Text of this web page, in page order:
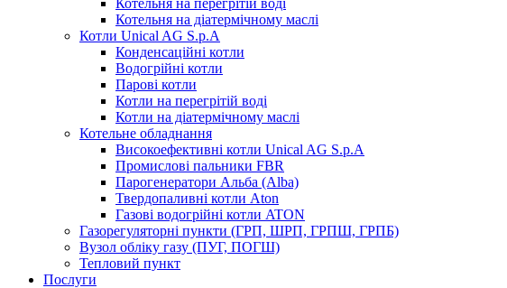
Котельня на перегрітій воді
Котельня на діатермічному маслі
Котли Unical AG S.p.A
Конденсаційні котли
Водогрійні котли
Парові котли
Котли на перегрітій воді
Котли на діатермічному маслі
Котельне обладнання
Високоефективні котли Unical AG S.p.A
Промислові пальники FBR
Парогенератори Альба (Alba)
Твердопаливні котли Aton
Газові водогрійні котли ATON
Газорегуляторні пункти (ГРП, ШРП, ГРПШ, ГРПБ)
Вузол обліку газу (ПУГ, ПОГШ)
Тепловий пункт
Послуги